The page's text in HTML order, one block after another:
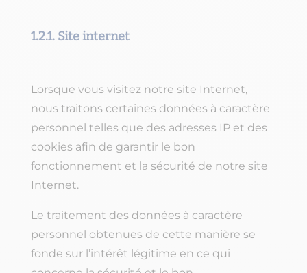
1.2.1. Site internet
Lorsque vous visitez notre site Internet,
nous traitons certaines données à caractère
personnel telles que des adresses IP et des
cookies afin de garantir le bon
fonctionnement et la sécurité de notre site
Internet.
Le traitement des données à caractère
personnel obtenues de cette manière se
fonde sur l’intérêt légitime en ce qui